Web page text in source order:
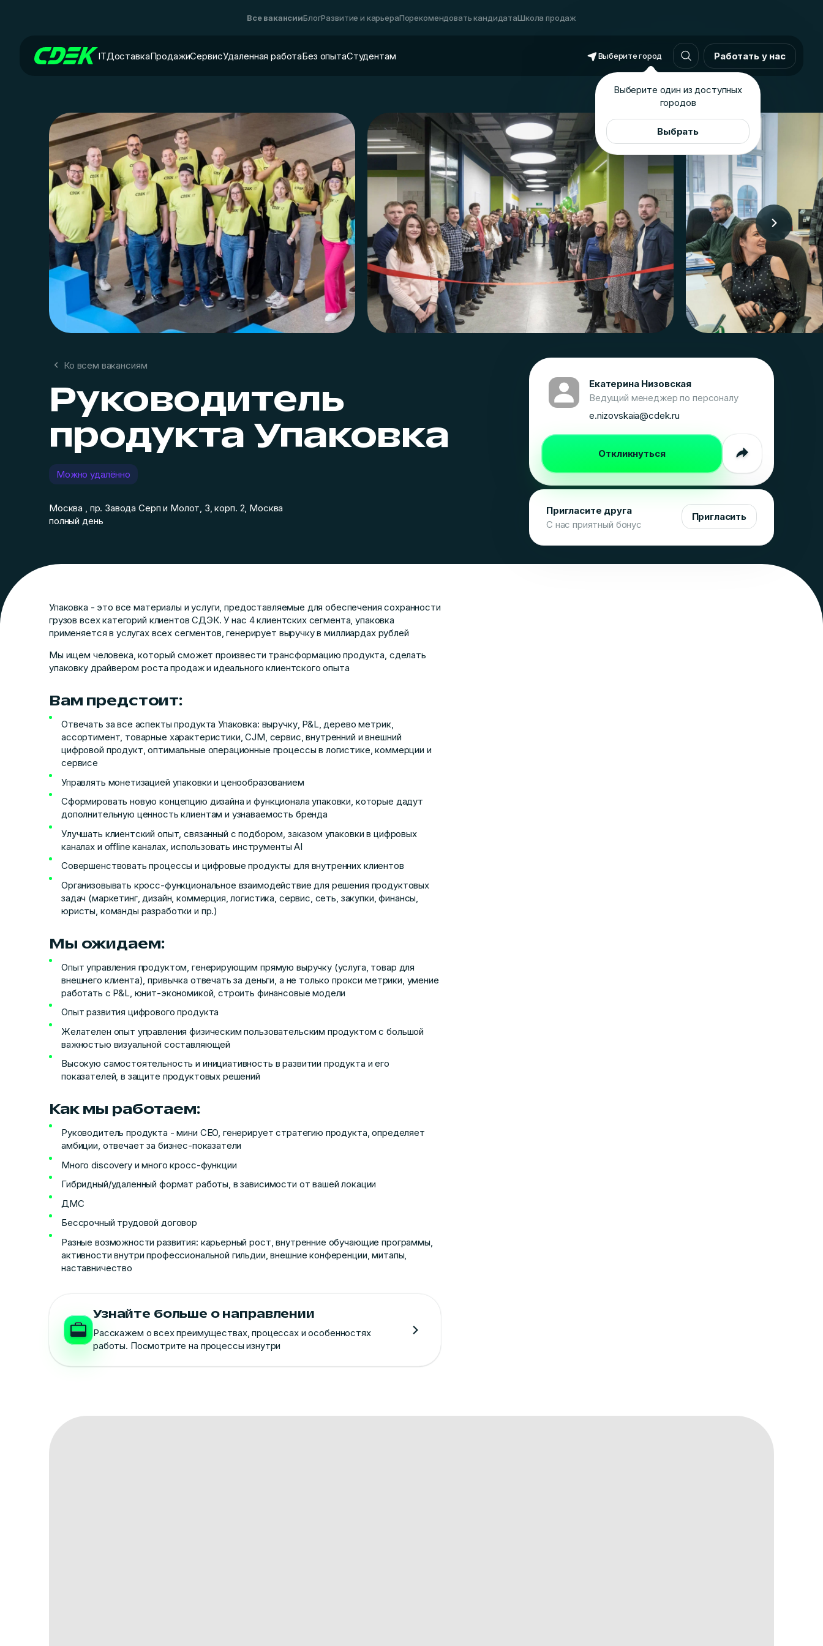
Все вакансииБлогРазвитие и карьераПорекомендовать кандидатаШкола продаж
ITДоставкаПродажиСервисУдаленная работаБез опытаСтудентам Выберите город
Выберите один из доступных
городов
Выбрать
Работать у нас
Ко всем вакансиям
Руководитель
продукта Упаковка
Можно удалённо
Москва , пр. Завода Серп и Молот, 3, корп. 2, Москва
полный день
Упаковка - это все материалы и услуги, предоставляемые для обеспечения сохранности
грузов всех категорий клиентов СДЭК. У нас 4 клиентских сегмента, упаковка
применяется в услугах всех сегментов, генерирует выручку в миллиардах рублей
Мы ищем человека, который сможет произвести трансформацию продукта, сделать
упаковку драйвером роста продаж и идеального клиентского опыта
Вам предстоит:
Отвечать за все аспекты продукта Упаковка: выручку, P&L, дерево метрик,
ассортимент, товарные характеристики, CJM, сервис, внутренний и внешний
цифровой продукт, оптимальные операционные процессы в логистике, коммерции и
сервисе
Управлять монетизацией упаковки и ценообразованием
Сформировать новую концепцию дизайна и функционала упаковки, которые дадут
дополнительную ценность клиентам и узнаваемость бренда
Улучшать клиентский опыт, связанный с подбором, заказом упаковки в цифровых
каналах и offline каналах, использовать инструменты AI
Совершенствовать процессы и цифровые продукты для внутренних клиентов
Организовывать кросс-функциональное взаимодействие для решения продуктовых
задач (маркетинг, дизайн, коммерция, логистика, сервис, сеть, закупки, финансы,
юристы, команды разработки и пр.)
Мы ожидаем:
Опыт управления продуктом, генерирующим прямую выручку (услуга, товар для
внешнего клиента), привычка отвечать за деньги, а не только прокси метрики, умение
работать с P&L, юнит-экономикой, строить финансовые модели
Опыт развития цифрового продукта
Желателен опыт управления физическим пользовательским продуктом с большой
важностью визуальной составляющей
Высокую самостоятельность и инициативность в развитии продукта и его
показателей, в защите продуктовых решений
Как мы работаем:
Руководитель продукта - мини СEO, генерирует стратегию продукта, определяет
амбиции, отвечает за бизнес-показатели
Много discovery и много кросс-функции
Гибридный/удаленный формат работы, в зависимости от вашей локации
ДМС
Бессрочный трудовой договор
Разные возможности развития: карьерный рост, внутренние обучающие программы,
активности внутри профессиональной гильдии, внешние конференции, митапы,
наставничество
Узнайте больше о направлении
Расскажем о всех преимуществах, процессах и особенностях
работы. Посмотрите на процессы изнутри
Екатерина Низовская
Ведущий менеджер по персоналу
e.nizovskaia@cdek.ru
Откликнуться
Пригласите друга
С нас приятный бонус
Пригласить